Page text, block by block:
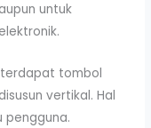
untuk
terdapat tombol
vertikal. Hal
pengguna.